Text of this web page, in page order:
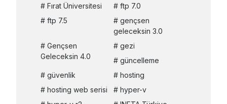
Fırat Üniversitesi
ftp 7.0
ftp 7.5
gençsen
geleceksin 3.0
Gençsen
Geleceksin 4.0
gezi
güncelleme
güvenlik
hosting
hosting web serisi
hyper-v